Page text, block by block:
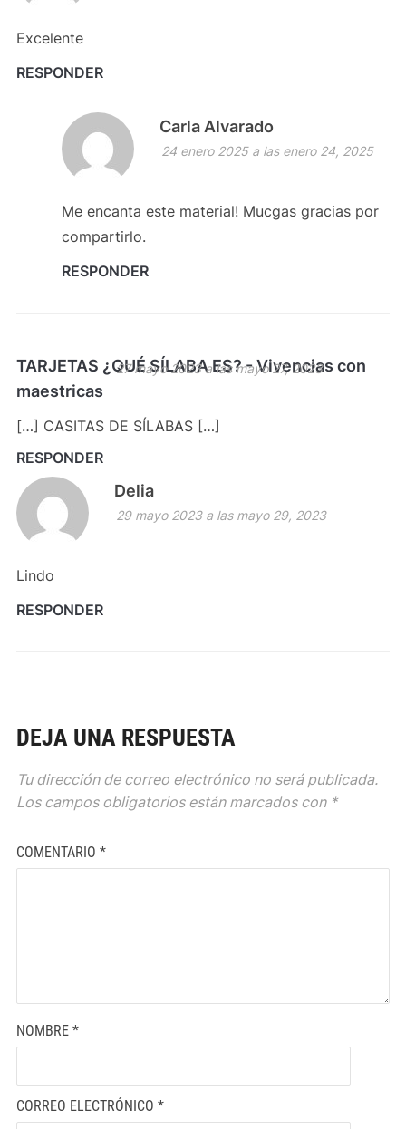
Excelente
RESPONDER
Carla Alvarado
24 enero 2025 a las enero 24, 2025
Me encanta este material! Mucgas gracias por
compartirlo.
RESPONDER
TARJETAS ¿QUÉ SÍLABA ES? - Vivencias con
maestricas
27 mayo 2023 a las mayo 27, 2023
[…] CASITAS DE SÍLABAS […]
RESPONDER
Delia
29 mayo 2023 a las mayo 29, 2023
Lindo
RESPONDER
DEJA UNA RESPUESTA
Tu dirección de correo electrónico no será publicada.
Los campos obligatorios están marcados con *
COMENTARIO *
NOMBRE *
CORREO ELECTRÓNICO *